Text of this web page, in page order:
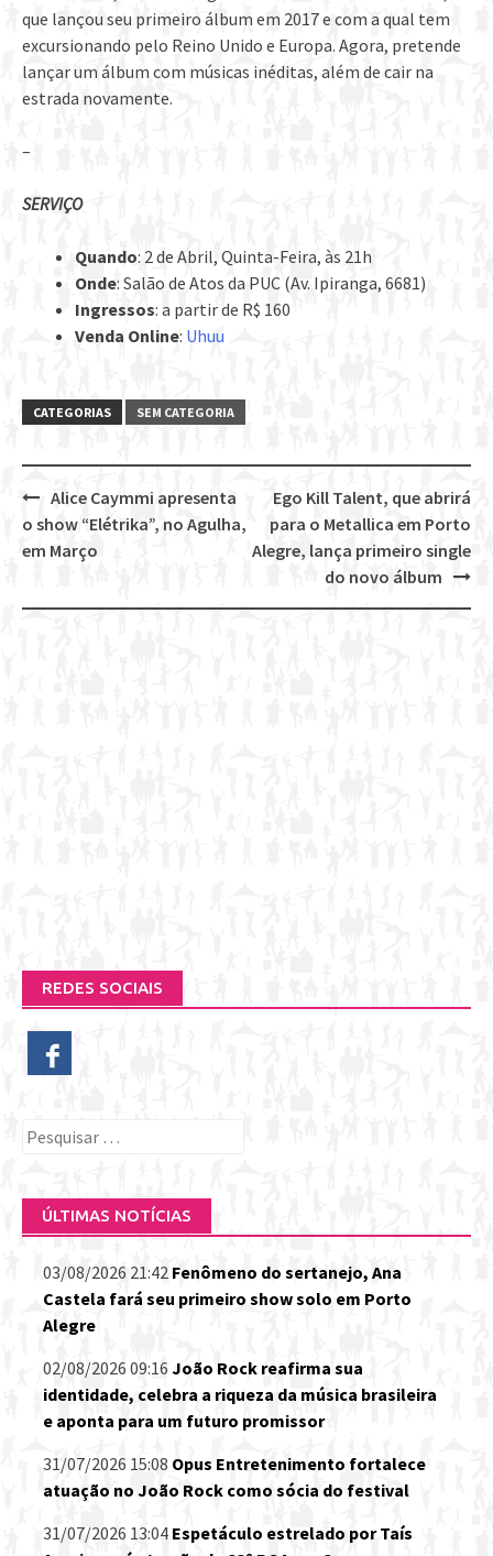
que lançou seu primeiro álbum em 2017 e com a qual tem
excursionando pelo Reino Unido e Europa. Agora, pretende
lançar um álbum com músicas inéditas, além de cair na
estrada novamente.
–
SERVIÇO
Quando: 2 de Abril, Quinta-Feira, às 21h
Onde: Salão de Atos da PUC (Av. Ipiranga, 6681)
Ingressos: a partir de R$ 160
Venda Online: Uhuu
CATEGORIAS SEM CATEGORIA
Post
navigation
Ego Kill Talent, que abrirá
para o Metallica em Porto
Alegre, lança primeiro single
do novo álbum
Alice Caymmi apresenta
o show “Elétrika”, no Agulha,
em Março
REDES SOCIAIS
Pesquisar
ÚLTIMAS NOTÍCIAS
03/08/2026 21:42 Fenômeno do sertanejo, Ana
Castela fará seu primeiro show solo em Porto
Alegre
02/08/2026 09:16 João Rock reafirma sua
identidade, celebra a riqueza da música brasileira
e aponta para um futuro promissor
31/07/2026 15:08 Opus Entretenimento fortalece
atuação no João Rock como sócia do festival
31/07/2026 13:04 Espetáculo estrelado por Taís